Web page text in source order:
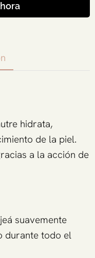
hidrata,
de la piel.
a la acción de
suavemente
durante todo el